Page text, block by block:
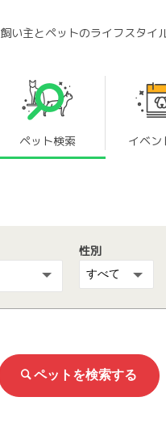
飼い主とペットのライフスタイ
ペット検索 イベン
性別